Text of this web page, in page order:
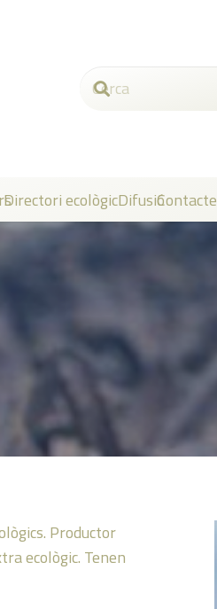
Directori ecològicDifusióContacte
Productor
ecològic. Tenen